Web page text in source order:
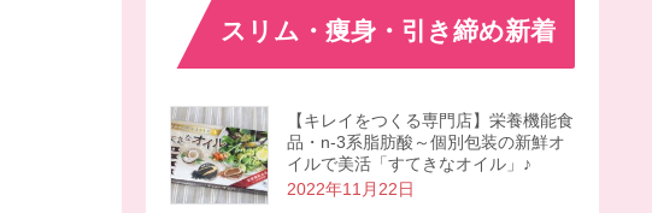
スリム・痩身・引き締め新着
【キレイをつくる専門店】栄養機能食
品・n-3系脂肪酸～個別包装の新鮮オ
イルで美活「すてきなオイル」♪
2022年11月22日